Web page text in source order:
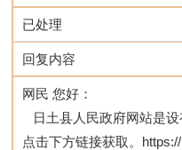
已处理
回复内容
网民 您好：
日土县人民政府网站是
点击下方链接获取。